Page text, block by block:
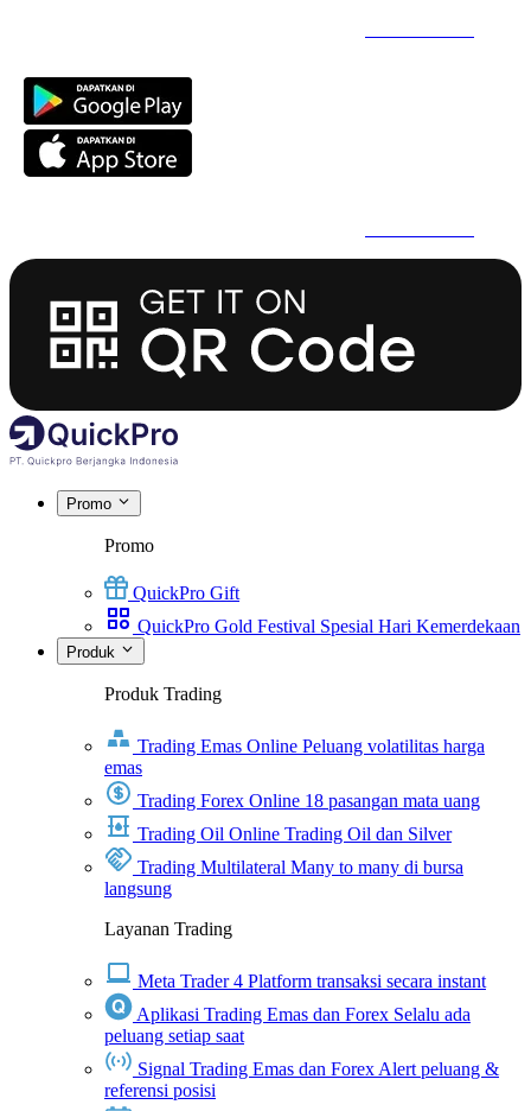
Promo
Promo
QuickPro Gift
QuickPro Gold Festival Spesial Hari Kemerdekaan
Produk
Produk Trading
Trading Emas Online Peluang volatilitas harga
emas
Trading Forex Online 18 pasangan mata uang
Trading Oil Online Trading Oil dan Silver
Trading Multilateral Many to many di bursa
langsung
Layanan Trading
Meta Trader 4 Platform transaksi secara instant
Aplikasi Trading Emas dan Forex Selalu ada
peluang setiap saat
Signal Trading Emas dan Forex Alert peluang &
referensi posisi